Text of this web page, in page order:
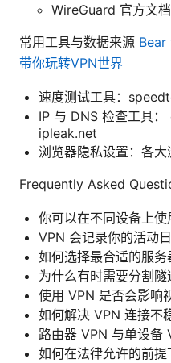
WireGuard 官方文档
常用工具与数据来源 Bear
带你玩转VPN世界
速度测试工具：
IP 与 DNS 检查工具：
ipleak.net
浏览器隐私设置：各
Frequently Asked
你可以在不同设备上使
VPN 会记录你的活动日
如何选择最合适的服务
为什么有时需要分割隧
使用 VPN 是否会影响
如何解决 VPN 连接不
路由器 VPN 与单设备
如何在法律允许的前提